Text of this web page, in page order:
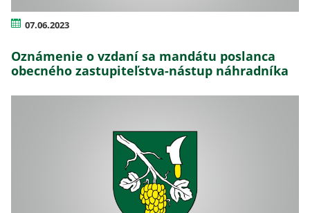
07.06.2023
Oznámenie o vzdaní sa mandátu poslanca
obecného zastupiteľstva-nástup náhradníka